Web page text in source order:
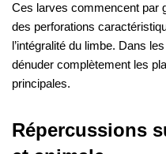
Ces larves commencent par
des perforations
l’intégralité du limbe. Dans
dénuder complètement les
principales.
Répercussions